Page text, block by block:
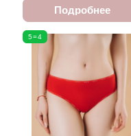
Подробнее
5=4